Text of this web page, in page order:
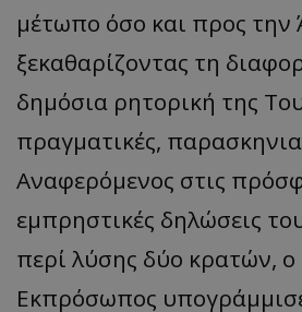
μέτωπο όσο και προς την
ξεκαθαρίζοντας τη
δημόσια ρητορική της
πραγματικές,
Αναφερόμενος στις
εμπρηστικές δηλώσεις
περί λύσης δύο κρατών, ο
Εκπρόσωπος υπογράμμισε